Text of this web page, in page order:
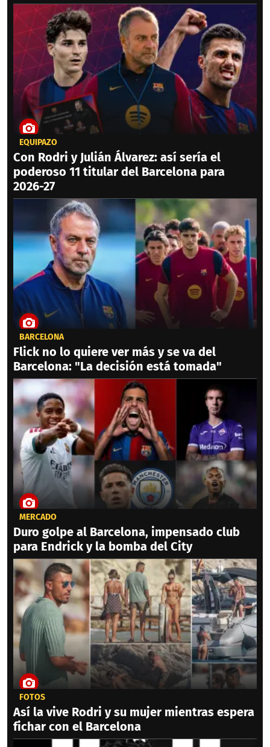
EQUIPAZO
Con Rodri y Julián Álvarez: así sería el
poderoso 11 titular del Barcelona para
2026-27
BARCELONA
Flick no lo quiere ver más y se va del
Barcelona: "La decisión está tomada"
MERCADO
Duro golpe al Barcelona, impensado club
para Endrick y la bomba del City
FOTOS
Así la vive Rodri y su mujer mientras espera
fichar con el Barcelona